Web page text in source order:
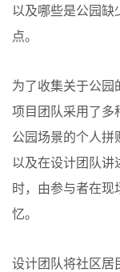
以及哪些是公园缺
点。
为了收集关于公园
项目团队采用了多
公园场景的个人拼
以及在设计团队
时，由参与者在
忆。
设计团队将社区居